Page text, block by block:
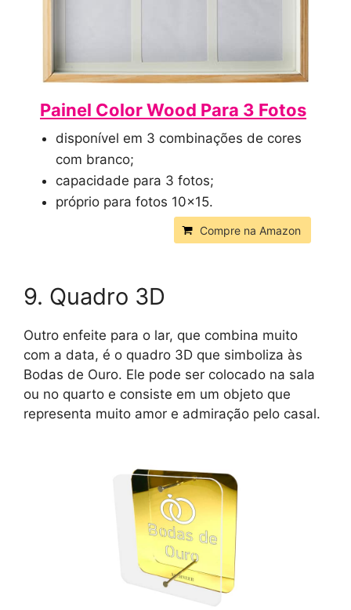
Painel Color Wood Para 3 Fotos
disponível em 3 combinações de cores
com branco;
capacidade para 3 fotos;
próprio para fotos 10×15.
Compre na Amazon
9. Quadro 3D
Outro enfeite para o lar, que combina muito
com a data, é o quadro 3D que simboliza às
Bodas de Ouro. Ele pode ser colocado na sala
ou no quarto e consiste em um objeto que
representa muito amor e admiração pelo casal.